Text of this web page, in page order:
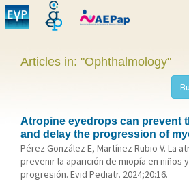
Articles in: "Ophthalmology"
Atropine eyedrops can prevent
and delay the progression of
Pérez González E, Martínez Rubio V. La
prevenir la aparición de miopía en niños
progresión. Evid Pediatr. 2024;20:16.